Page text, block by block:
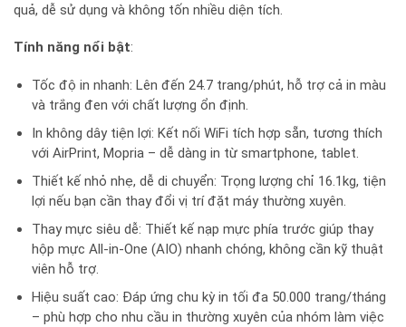
quả, dễ sử dụng và không tốn nhiều diện tích.
Tính năng nổi bật:
Tốc độ in nhanh: Lên đến 24.7 trang/phút, hỗ trợ cả in màu
và trắng đen với chất lượng ổn định.
In không dây tiện lợi: Kết nối WiFi tích hợp sẵn, tương thích
với AirPrint, Mopria – dễ dàng in từ smartphone, tablet.
Thiết kế nhỏ nhẹ, dễ di chuyển: Trọng lượng chỉ 16.1kg, tiện
lợi nếu bạn cần thay đổi vị trí đặt máy thường xuyên.
Thay mực siêu dễ: Thiết kế nạp mực phía trước giúp thay
hộp mực All-in-One (AIO) nhanh chóng, không cần kỹ thuật
viên hỗ trợ.
Hiệu suất cao: Đáp ứng chu kỳ in tối đa 50.000 trang/tháng
– phù hợp cho nhu cầu in thường xuyên của nhóm làm việc